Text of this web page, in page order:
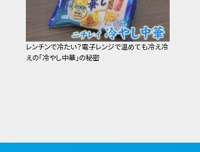
レンチンで冷たい？電子レンジで温めても冷え冷
えの「冷やし中華」の秘密